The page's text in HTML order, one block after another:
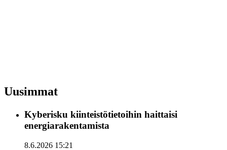
Uusimmat
Kyberisku kiinteistötietoihin haittaisi
energiarakentamista
8.6.2026 15:21